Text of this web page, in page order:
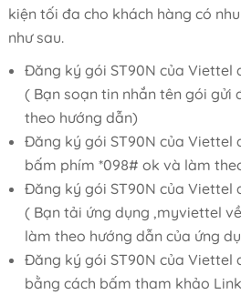
kiện tối đa cho khách hàng có
như sau.
Đăng ký gói ST90N của Viettel
( Bạn soạn tin nhắn tên gói gửi
theo hướng dẫn)
Đăng ký gói ST90N của Viettel
bấm phím *098# ok và làm
Đăng ký gói ST90N của Viettel
( Bạn tải ứng dụng ,myviettel
làm theo hướng dẫn của ứng
Đăng ký gói ST90N của Viettel
bằng cách bấm tham khảo Link